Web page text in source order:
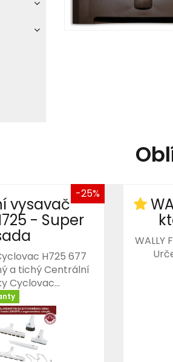
-25%
vysavač
- Super
H725 677
a tichý Centrální
Cyclovac…
WALLY